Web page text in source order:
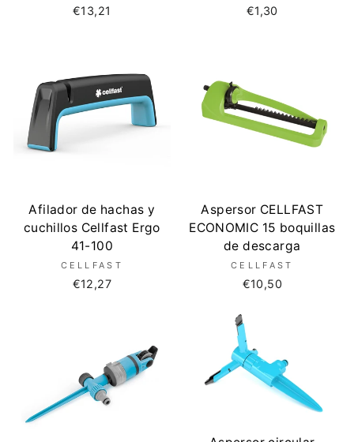
€13,21 €1,30
Afilador de hachas y
cuchillos Cellfast Ergo
41-100
CELLFAST
€12,27
Aspersor CELLFAST
ECONOMIC 15 boquillas
de descarga
CELLFAST
€10,50